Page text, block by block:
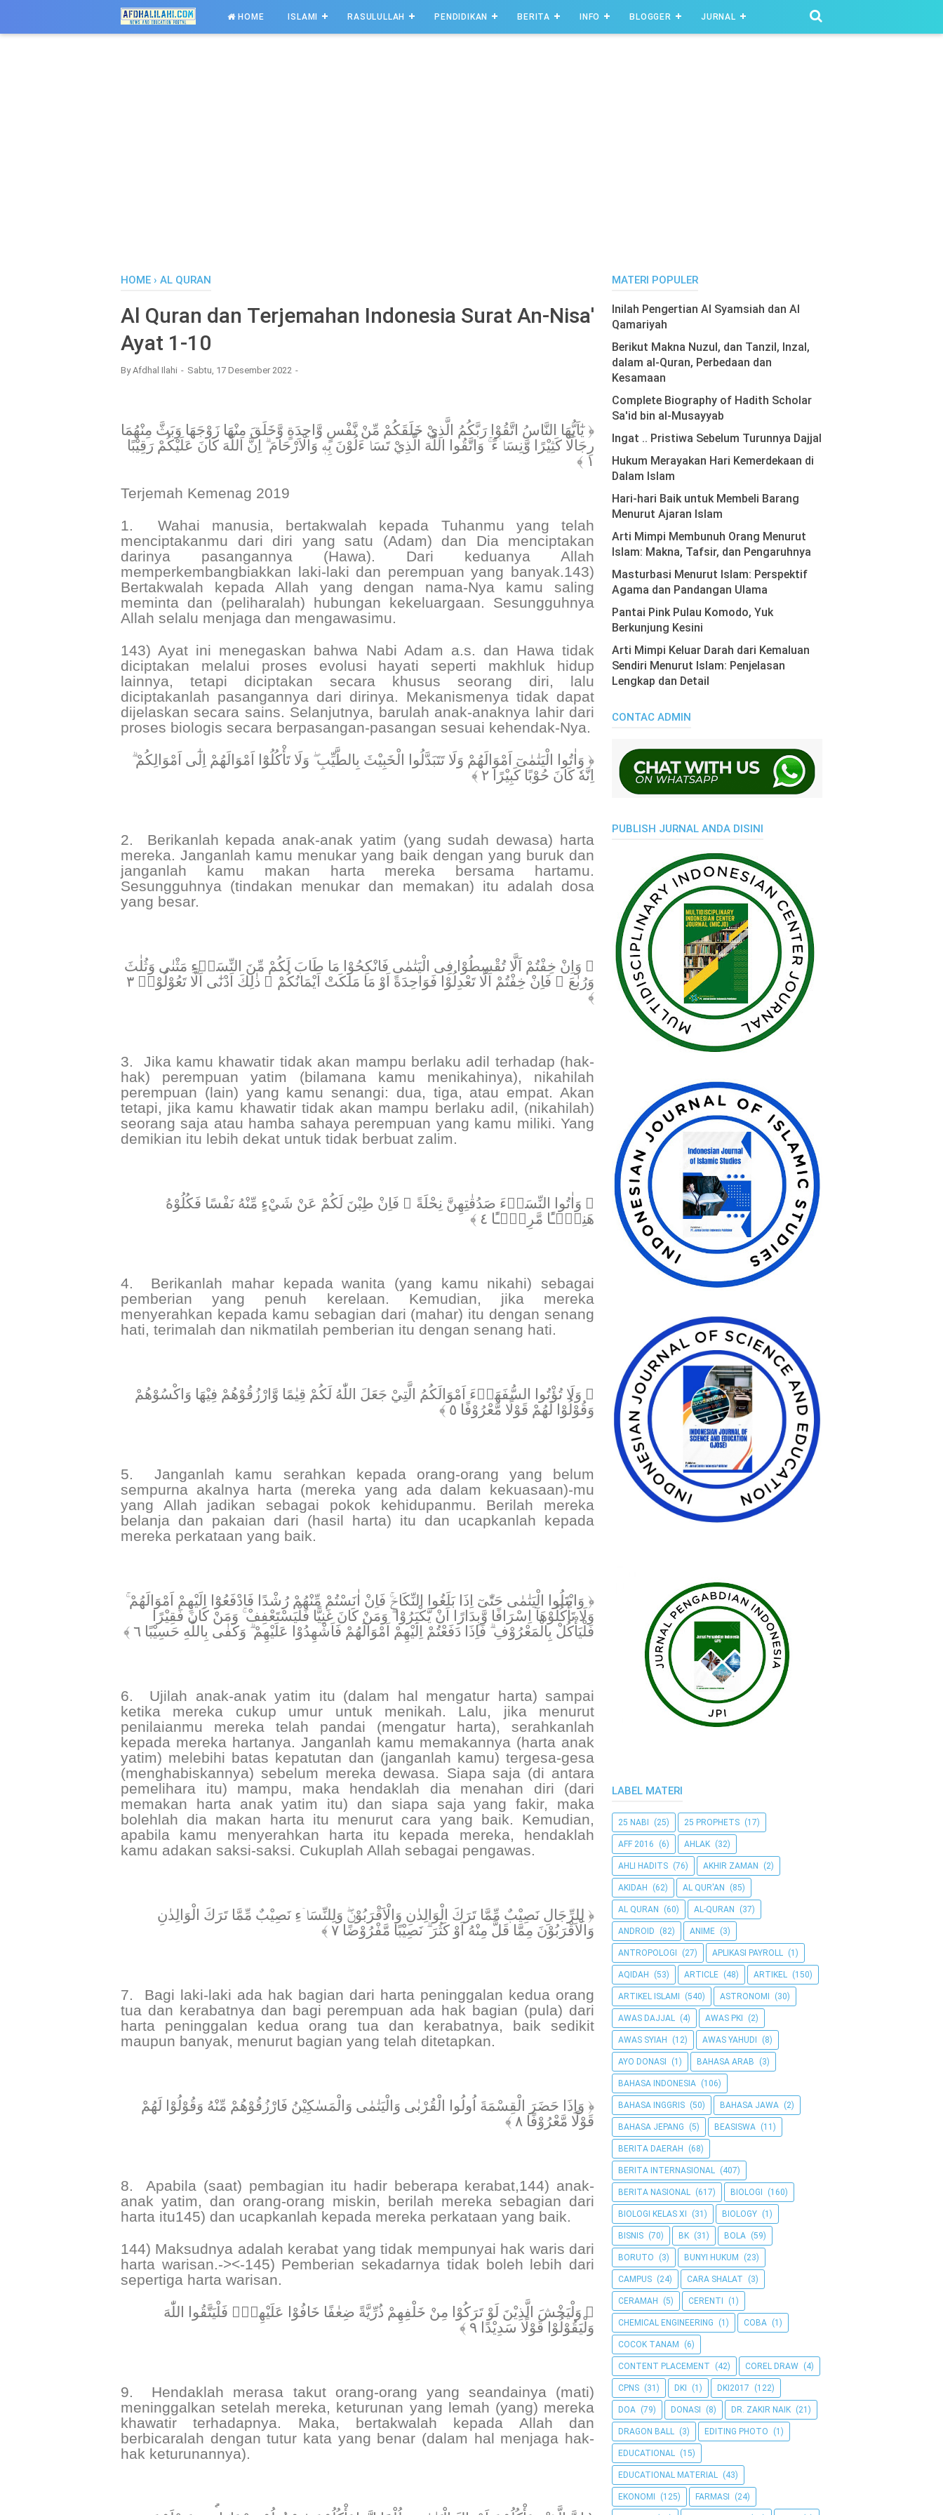
HOME ISLAMI RASULULLAH PENDIDIKAN BERITA INFO BLOGGER JURNAL
HOME › AL QURAN
Al Quran dan Terjemahan Indonesia Surat An-Nisa'
Ayat 1-10
ByAfdhal Ilahi Sabtu, 17 Desember 2022
﴿ يٰٓاَيُّهَا النَّاسُ اتَّقُوْا رَبَّكُمُ الَّذِيْ خَلَقَكُمْ مِّنْ نَّفْسٍ وَّاحِدَةٍ وَّخَلَقَ مِنْهَا زَوْجَهَا وَبَثَّ مِنْهُمَا
رِجَالًا كَثِيْرًا وَّنِسَاۤءً ۚ وَاتَّقُوا اللّٰهَ الَّذِيْ تَسَاۤءَلُوْنَ بِهٖ وَالْاَرْحَامَ ۗ اِنَّ اللّٰهَ كَانَ عَلَيْكُمْ رَقِيْبًا
١ ﴾
Terjemah Kemenag 2019
1.
Wahai manusia, bertakwalah kepada Tuhanmu yang telah
menciptakanmu dari diri yang satu (Adam) dan Dia menciptakan
darinya pasangannya (Hawa). Dari keduanya Allah
memperkembangbiakkan laki-laki dan perempuan yang banyak.143)
Bertakwalah kepada Allah yang dengan nama-Nya kamu saling
meminta dan (peliharalah) hubungan kekeluargaan. Sesungguhnya
Allah selalu menjaga dan mengawasimu.
143) Ayat ini menegaskan bahwa Nabi Adam a.s. dan Hawa tidak
diciptakan melalui proses evolusi hayati seperti makhluk hidup
lainnya, tetapi diciptakan secara khusus seorang diri, lalu
diciptakanlah pasangannya dari dirinya. Mekanismenya tidak dapat
dijelaskan secara sains. Selanjutnya, barulah anak-anaknya lahir dari
proses biologis secara berpasangan-pasangan sesuai kehendak-Nya.
﴿ وَاٰتُوا الْيَتٰمٰىٓ اَمْوَالَهُمْ وَلَا تَتَبَدَّلُوا الْخَبِيْثَ بِالطَّيِّبِ ۖ وَلَا تَأْكُلُوْٓا اَمْوَالَهُمْ اِلٰٓى اَمْوَالِكُمْ ۗ
اِنَّهٗ كَانَ حُوْبًا كَبِيْرًا ٢ ﴾
2.
Berikanlah kepada anak-anak yatim (yang sudah dewasa) harta
mereka. Janganlah kamu menukar yang baik dengan yang buruk dan
janganlah kamu makan harta mereka bersama hartamu.
Sesungguhnya (tindakan menukar dan memakan) itu adalah dosa
yang besar.
﴿ وَاِنْ خِفْتُمْ اَلَّا تُقْسِطُوْا فِى الْيَتٰمٰى فَانْكِحُوْا مَا طَابَ لَكُمْ مِّنَ النِّسَاۤءِ مَثْنٰى وَثُلٰثَ
وَرُبٰعَ ۚ فَاِنْ خِفْتُمْ اَلَّا تَعْدِلُوْا فَوَاحِدَةً اَوْ مَا مَلَكَتْ اَيْمَانُكُمْ ۗ ذٰلِكَ اَدْنٰٓى اَلَّا تَعُوْلُوْاۗ ٣
﴾
3.
Jika kamu khawatir tidak akan mampu berlaku adil terhadap (hak-
hak) perempuan yatim (bilamana kamu menikahinya), nikahilah
perempuan (lain) yang kamu senangi: dua, tiga, atau empat. Akan
tetapi, jika kamu khawatir tidak akan mampu berlaku adil, (nikahilah)
seorang saja atau hamba sahaya perempuan yang kamu miliki. Yang
demikian itu lebih dekat untuk tidak berbuat zalim.
﴿ وَاٰتُوا النِّسَاۤءَ صَدُقٰتِهِنَّ نِحْلَةً ۗ فَاِنْ طِبْنَ لَكُمْ عَنْ شَيْءٍ مِّنْهُ نَفْسًا فَكُلُوْهُ
هَنِيْۤـًٔا مَّرِيْۤـًٔا ٤ ﴾
4.
Berikanlah mahar kepada wanita (yang kamu nikahi) sebagai
pemberian yang penuh kerelaan. Kemudian, jika mereka
menyerahkan kepada kamu sebagian dari (mahar) itu dengan senang
hati, terimalah dan nikmatilah pemberian itu dengan senang hati.
﴿ وَلَا تُؤْتُوا السُّفَهَاۤءَ اَمْوَالَكُمُ الَّتِيْ جَعَلَ اللّٰهُ لَكُمْ قِيٰمًا وَّارْزُقُوْهُمْ فِيْهَا وَاكْسُوْهُمْ
وَقُوْلُوْا لَهُمْ قَوْلًا مَّعْرُوْفًا ٥ ﴾
5.
Janganlah kamu serahkan kepada orang-orang yang belum
sempurna akalnya harta (mereka yang ada dalam kekuasaan)-mu
yang Allah jadikan sebagai pokok kehidupanmu. Berilah mereka
belanja dan pakaian dari (hasil harta) itu dan ucapkanlah kepada
mereka perkataan yang baik.
﴿ وَابْتَلُوا الْيَتٰمٰى حَتّٰىٓ اِذَا بَلَغُوا النِّكَاحَۚ فَاِنْ اٰنَسْتُمْ مِّنْهُمْ رُشْدًا فَادْفَعُوْٓا اِلَيْهِمْ اَمْوَالَهُمْ ۚ
وَلَا تَأْكُلُوْهَآ اِسْرَافًا وَّبِدَارًا اَنْ يَّكْبَرُوْا ۗ وَمَنْ كَانَ غَنِيًّا فَلْيَسْتَعْفِفْ ۚ وَمَنْ كَانَ فَقِيْرًا
فَلْيَأْكُلْ بِالْمَعْرُوْفِ ۗ فَاِذَا دَفَعْتُمْ اِلَيْهِمْ اَمْوَالَهُمْ فَاَشْهِدُوْا عَلَيْهِمْ ۗ وَكَفٰى بِاللّٰهِ حَسِيْبًا ٦ ﴾
6.
Ujilah anak-anak yatim itu (dalam hal mengatur harta) sampai
ketika mereka cukup umur untuk menikah. Lalu, jika menurut
penilaianmu mereka telah pandai (mengatur harta), serahkanlah
kepada mereka hartanya. Janganlah kamu memakannya (harta anak
yatim) melebihi batas kepatutan dan (janganlah kamu) tergesa-gesa
(menghabiskannya) sebelum mereka dewasa. Siapa saja (di antara
pemelihara itu) mampu, maka hendaklah dia menahan diri (dari
memakan harta anak yatim itu) dan siapa saja yang fakir, maka
bolehlah dia makan harta itu menurut cara yang baik. Kemudian,
apabila kamu menyerahkan harta itu kepada mereka, hendaklah
kamu adakan saksi-saksi. Cukuplah Allah sebagai pengawas.
﴿ لِلرِّجَالِ نَصِيْبٌ مِّمَّا تَرَكَ الْوَالِدٰنِ وَالْاَقْرَبُوْنَۖ وَلِلنِّسَاۤءِ نَصِيْبٌ مِّمَّا تَرَكَ الْوَالِدٰنِ
وَالْاَقْرَبُوْنَ مِمَّا قَلَّ مِنْهُ اَوْ كَثُرَ ۗ نَصِيْبًا مَّفْرُوْضًا ٧ ﴾
7.
Bagi laki-laki ada hak bagian dari harta peninggalan kedua orang
tua dan kerabatnya dan bagi perempuan ada hak bagian (pula) dari
harta peninggalan kedua orang tua dan kerabatnya, baik sedikit
maupun banyak, menurut bagian yang telah ditetapkan.
﴿ وَاِذَا حَضَرَ الْقِسْمَةَ اُولُوا الْقُرْبٰى وَالْيَتٰمٰى وَالْمَسٰكِيْنُ فَارْزُقُوْهُمْ مِّنْهُ وَقُوْلُوْا لَهُمْ
قَوْلًا مَّعْرُوْفًا ٨ ﴾
8.
Apabila (saat) pembagian itu hadir beberapa kerabat,144) anak-
anak yatim, dan orang-orang miskin, berilah mereka sebagian dari
harta itu145) dan ucapkanlah kepada mereka perkataan yang baik.
144) Maksudnya adalah kerabat yang tidak mempunyai hak waris dari
harta warisan.-><-145) Pemberian sekadarnya tidak boleh lebih dari
sepertiga harta warisan.
﴿ وَلْيَخْشَ الَّذِيْنَ لَوْ تَرَكُوْا مِنْ خَلْفِهِمْ ذُرِّيَّةً ضِعٰفًا خَافُوْا عَلَيْهِمْۖ فَلْيَتَّقُوا اللّٰهَ
وَلْيَقُوْلُوْا قَوْلًا سَدِيْدًا ٩ ﴾
9.
Hendaklah merasa takut orang-orang yang seandainya (mati)
meninggalkan setelah mereka, keturunan yang lemah (yang) mereka
khawatir terhadapnya. Maka, bertakwalah kepada Allah dan
berbicaralah dengan tutur kata yang benar (dalam hal menjaga hak-
hak keturunannya).
MATERI POPULER
Inilah Pengertian Al Syamsiah dan Al
Qamariyah
Berikut Makna Nuzul, dan Tanzil, Inzal,
dalam al-Quran, Perbedaan dan
Kesamaan
Complete Biography of Hadith Scholar
Sa'id bin al-Musayyab
Ingat .. Pristiwa Sebelum Turunnya Dajjal
Hukum Merayakan Hari Kemerdekaan di
Dalam Islam
Hari-hari Baik untuk Membeli Barang
Menurut Ajaran Islam
Arti Mimpi Membunuh Orang Menurut
Islam: Makna, Tafsir, dan Pengaruhnya
Masturbasi Menurut Islam: Perspektif
Agama dan Pandangan Ulama
Pantai Pink Pulau Komodo, Yuk
Berkunjung Kesini
Arti Mimpi Keluar Darah dari Kemaluan
Sendiri Menurut Islam: Penjelasan
Lengkap dan Detail
CONTAC ADMIN
PUBLISH JURNAL ANDA DISINI
LABEL MATERI
25 NABI (25) 25 PROPHETS (17)
AFF 2016 (6) AHLAK (32)
AHLI HADITS (76) AKHIR ZAMAN (2)
AKIDAH (62) AL QUR'AN (85)
AL QURAN (60) AL-QURAN (37)
ANDROID (82) ANIME (3)
ANTROPOLOGI (27) APLIKASI PAYROLL (1)
AQIDAH (53) ARTICLE (48) ARTIKEL (150)
ARTIKEL ISLAMI (540) ASTRONOMI (30)
AWAS DAJJAL (4) AWAS PKI (2)
AWAS SYIAH (12) AWAS YAHUDI (8)
AYO DONASI (1) BAHASA ARAB (3)
BAHASA INDONESIA (106)
BAHASA INGGRIS (50) BAHASA JAWA (2)
BAHASA JEPANG (5) BEASISWA (11)
BERITA DAERAH (68)
BERITA INTERNASIONAL (407)
BERITA NASIONAL (617) BIOLOGI (160)
BIOLOGI KELAS XI (31) BIOLOGY (1)
BISNIS (70) BK (31) BOLA (59)
BORUTO (3) BUNYI HUKUM (23)
CAMPUS (24) CARA SHALAT (3)
CERAMAH (5) CERENTI (1)
CHEMICAL ENGINEERING (1) COBA (1)
COCOK TANAM (6)
CONTENT PLACEMENT (42) COREL DRAW (4)
CPNS (31) DKI (1) DKI2017 (122)
DOA (79) DONASI (8) DR. ZAKIR NAIK (21)
DRAGON BALL (3) EDITING PHOTO (1)
EDUCATIONAL (15)
EDUCATIONAL MATERIAL (43)
EKONOMI (125) FARMASI (24)